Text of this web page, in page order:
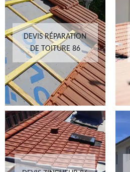
DEVIS RÉPARATION
DE TOITURE 86